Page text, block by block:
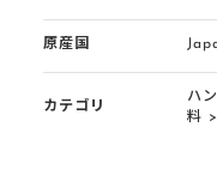
原産国
カテゴリ
ハ
料 >